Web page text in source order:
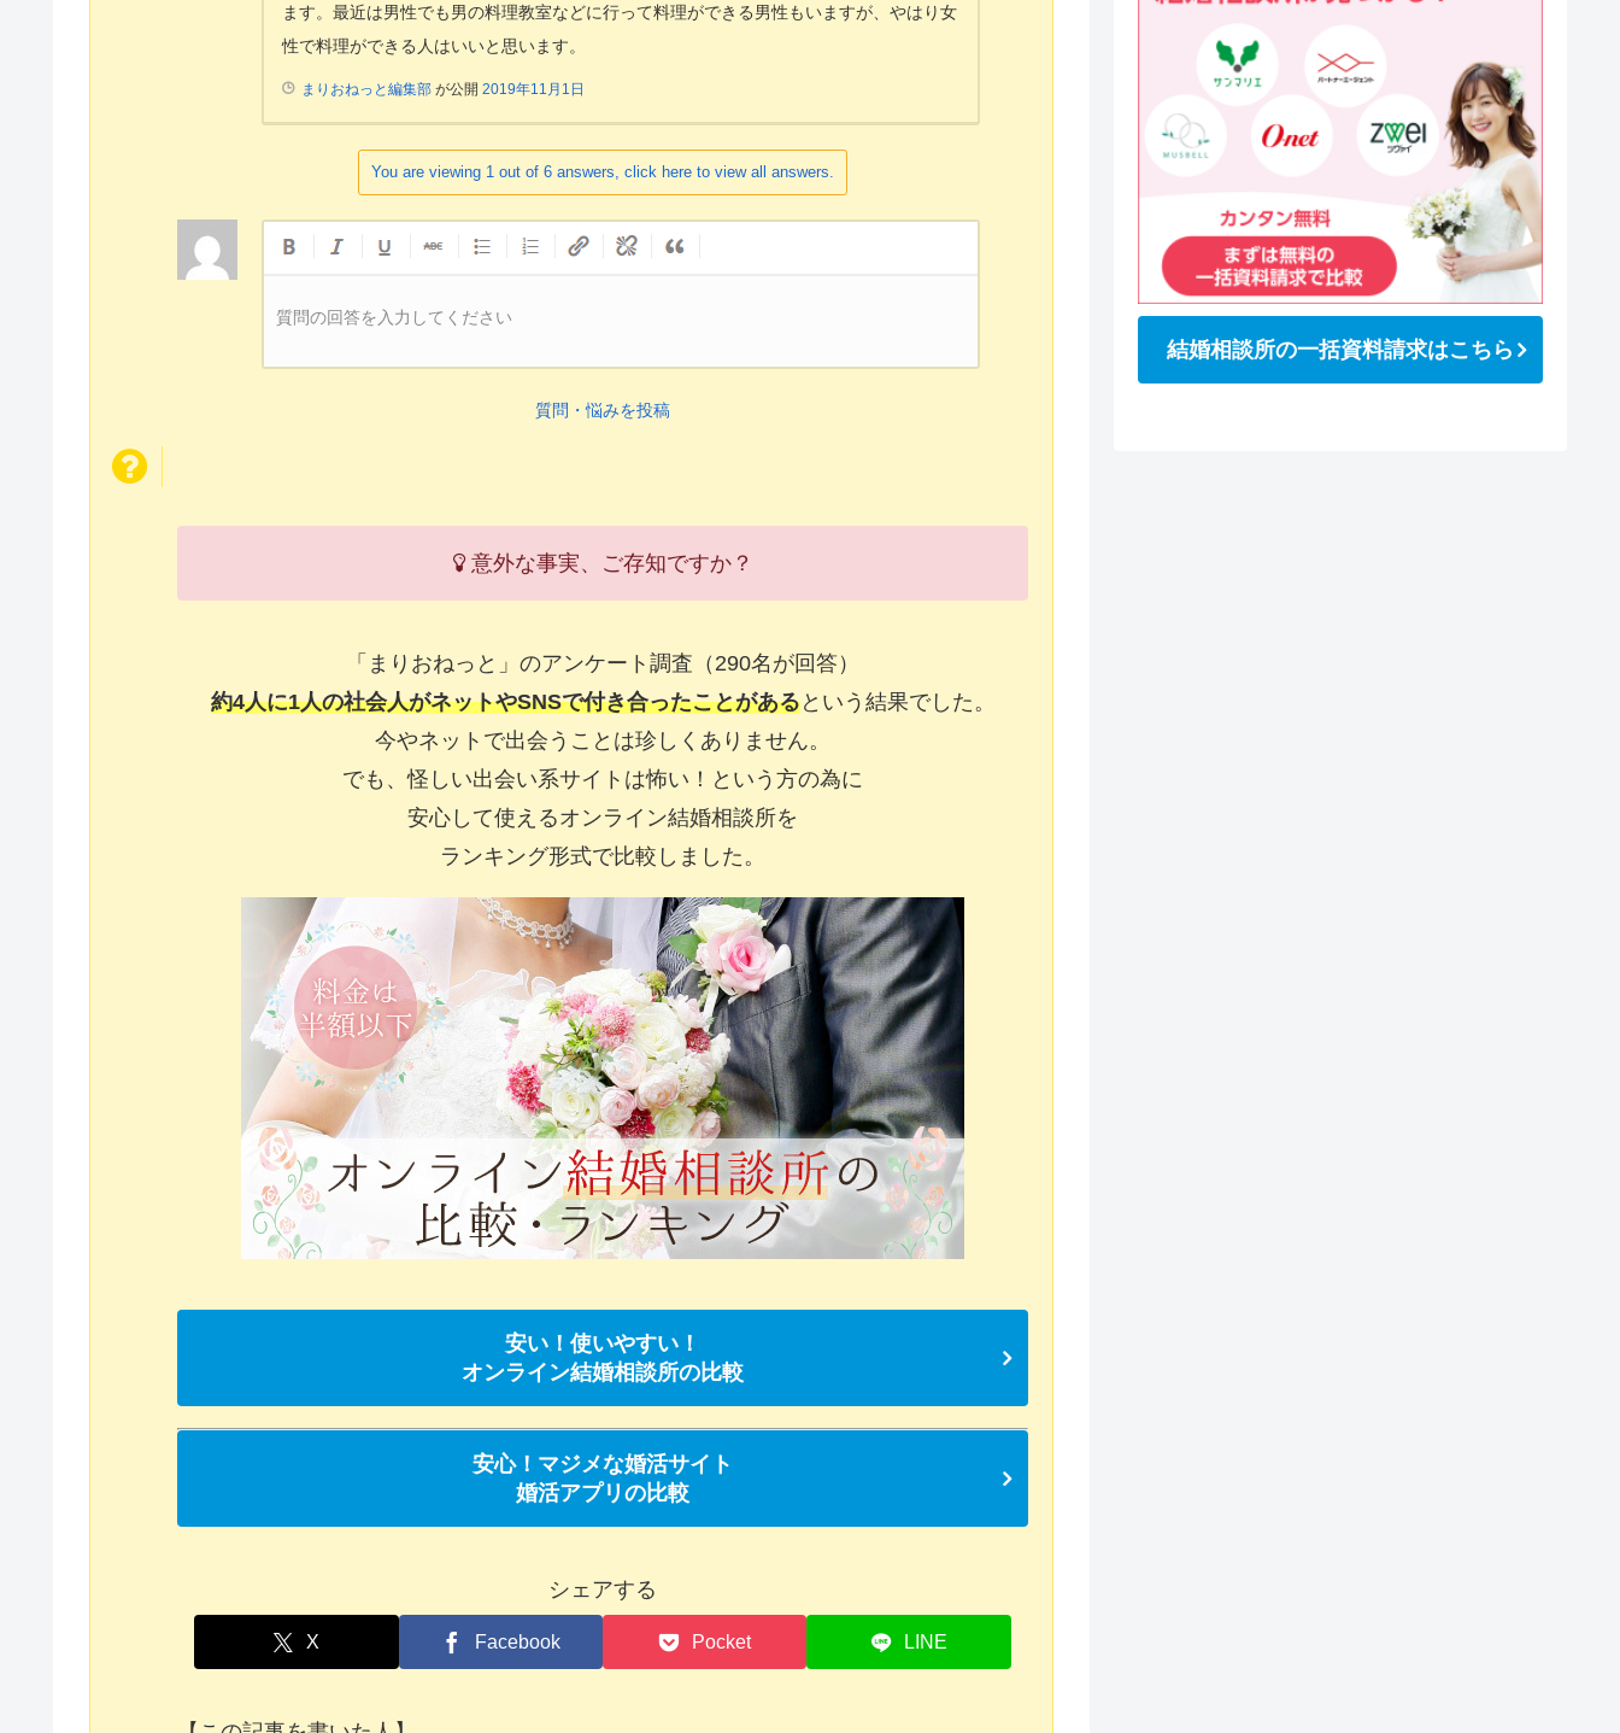
ます。最近は男性でも男の料理教室などに行って料理ができる男性もいますが、やはり女
性で料理ができる人はいいと思います。
まりおねっと編集部 が公開 2019年11月1日
You are viewing 1 out of 6 answers, click here to view all answers.
質問の回答を入力してください
質問・悩みを投稿
意外な事実、ご存知ですか？
「まりおねっと」のアンケート調査（290名が回答）
約4人に1人の社会人がネットやSNSで付き合ったことがあるという結果でした。
今やネットで出会うことは珍しくありません。
でも、怪しい出会い系サイトは怖い！という方の為に
安心して使えるオンライン結婚相談所を
ランキング形式で比較しました。
安い！使いやすい！
オンライン結婚相談所の比較
安心！マジメな婚活サイト
婚活アプリの比較
シェアする
X Facebook Pocket LINE
結婚相談所の一括資料請求はこちら